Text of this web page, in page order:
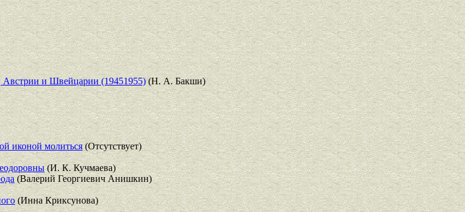
Австрии и Швейцарии (19451955)(Н. А. Бакши)
иконой молиться(Отсутствует)
(И. К. Кучмаева)
(Валерий Георгиевич Анишкин)
(Инна Криксунова)